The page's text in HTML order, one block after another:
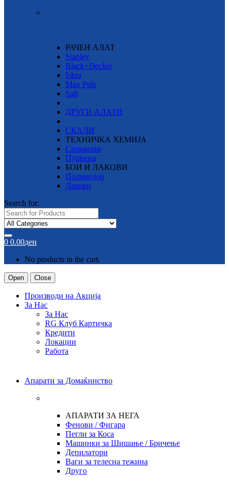
РАЧЕН АЛАТ
Stanley
Black+Decker
Iskra
Max Puls
Sali
ДРУГИ АЛАТИ
СКАЛИ
ТЕХНИЧКА ХЕМИЈА
Силикони
Пурпена
БОИ И ЛАКОВИ
Поликолор
Лакови
Search for:
0 0.00ден
No products in the cart.
Open Close
Производи на Акција
За Нас
За Нас
RG Клуб Картичка
Кредити
Локации
Работа
Апарати за Домаќинство
АПАРАТИ ЗА НЕГА
Фенови / Фигара
Пегли за Коса
Машинки за Шишање / Бричење
Депилатори
Ваги за телесна тежина
Друго